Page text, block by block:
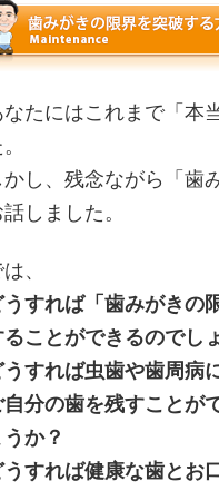
なたにはこれまで「本
かし、残念ながら「歯
話しました。
、
うすれば「歯みがきの
ることができるのでし
うすれば虫歯や歯周病
自分の歯を残すことが
うか？
うすれば健康な歯とお